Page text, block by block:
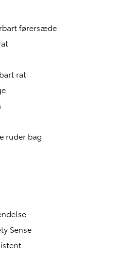
førersæde
rat
ruder bag
Sense